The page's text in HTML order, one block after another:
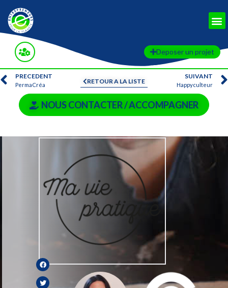
Deposer un projet
RETOUR A LA LISTE
PRECEDENT
PermaCréa
SUIVANT
Happyculteur
NOUS CONTACTER / ACCOMPAGNER